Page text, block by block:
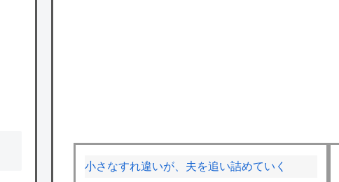
小さなすれ違いが、夫を追い詰めていく